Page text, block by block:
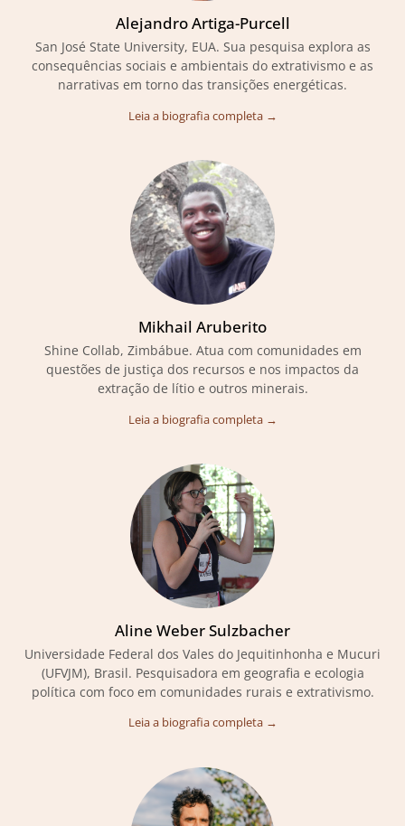
Alejandro Artiga-Purcell
San José State University, EUA. Sua pesquisa explora as
consequências sociais e ambientais do extrativismo e as
narrativas em torno das transições energéticas.
Leia a biografia completa →
Mikhail Aruberito
Shine Collab, Zimbábue. Atua com comunidades em
questões de justiça dos recursos e nos impactos da
extração de lítio e outros minerais.
Leia a biografia completa →
Aline Weber Sulzbacher
Universidade Federal dos Vales do Jequitinhonha e Mucuri
(UFVJM), Brasil. Pesquisadora em geografia e ecologia
política com foco em comunidades rurais e extrativismo.
Leia a biografia completa →